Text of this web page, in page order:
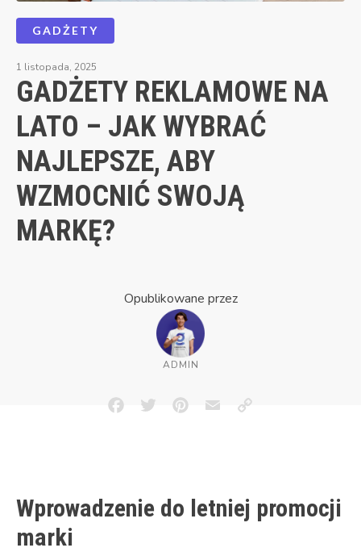
GADŻETY
1 listopada, 2025
GADŻETY REKLAMOWE NA
LATO – JAK WYBRAĆ
NAJLEPSZE, ABY
WZMOCNIĆ SWOJĄ
MARKĘ?
Opublikowane przez
ADMIN
FacebookTwitterPinterestEmailCopy
Wprowadzenie do letniej promocji
marki